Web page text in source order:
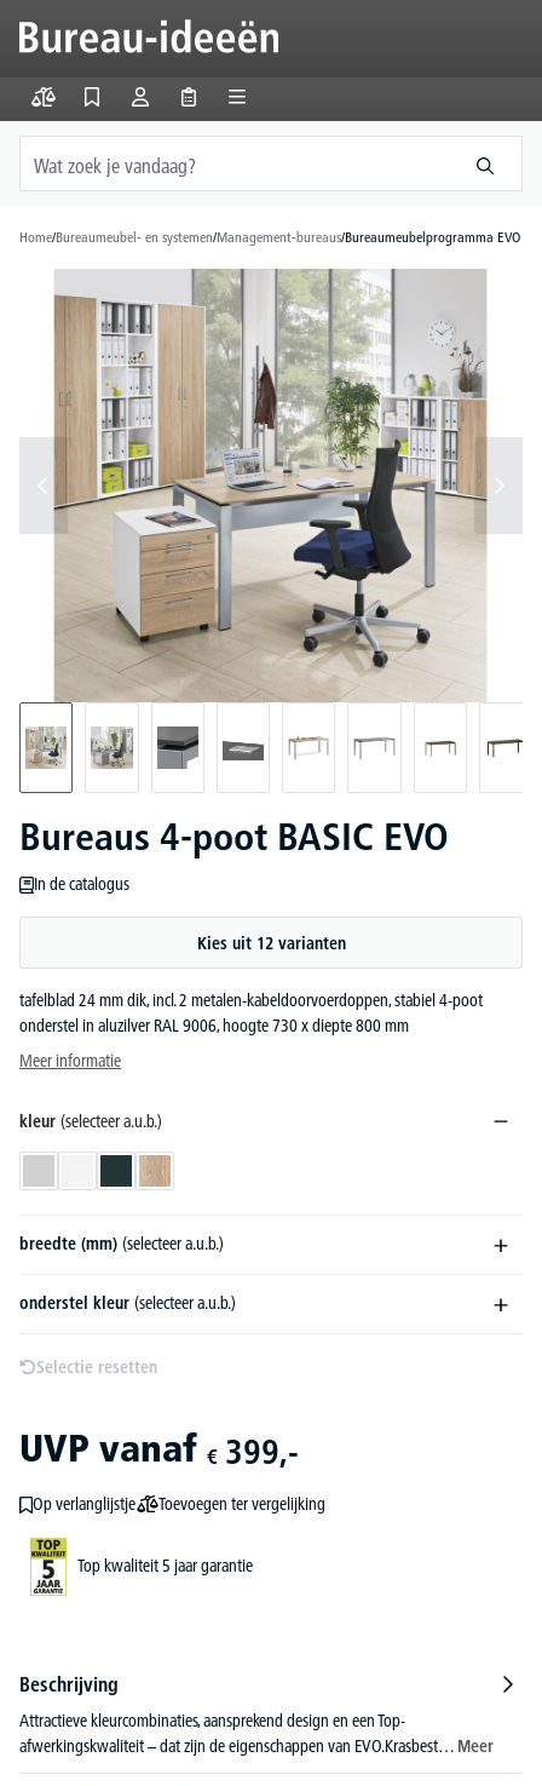
Home/Bureaumeubel- en systemen/Management-bureaus/Bureaumeubelprogramma EVO
Afbeeldingengalerij overslaan
Bureaus 4-poot BASIC EVO
In de catalogus
Kies uit 12 varianten
tafelblad 24 mm dik, incl. 2 metalen-kabeldoorvoerdoppen, stabiel 4-poot
onderstel in aluzilver RAL 9006, hoogte 730 x diepte 800 mm
Meer informatie
kleur (selecteer a.u.b.)
antraciet wildeik
breedte (mm) (selecteer a.u.b.)
onderstel kleur (selecteer a.u.b.)
Selectie resetten
UVP vanaf € 399,-
Op verlanglijstje Toevoegen ter vergelijking
Top kwaliteit 5 jaar garantie
Beschrijving
Attractieve kleurcombinaties, aansprekend design en een Top-
afwerkingskwaliteit – dat zijn de eigenschappen van EVO.Krasbest… Meer